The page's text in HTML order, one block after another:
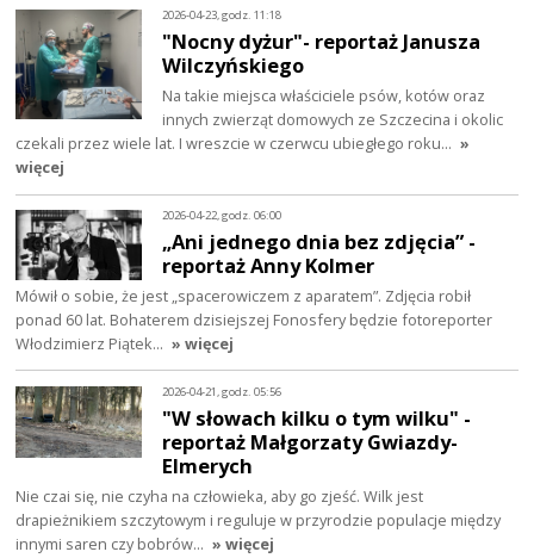
2026-04-23, godz. 11:18
"Nocny dyżur"- reportaż Janusza
Wilczyńskiego
Na takie miejsca właściciele psów, kotów oraz
innych zwierząt domowych ze Szczecina i okolic
czekali przez wiele lat. I wreszcie w czerwcu ubiegłego roku… »
więcej
2026-04-22, godz. 06:00
„Ani jednego dnia bez zdjęcia” -
reportaż Anny Kolmer
Mówił o sobie, że jest „spacerowiczem z aparatem”. Zdjęcia robił
ponad 60 lat. Bohaterem dzisiejszej Fonosfery będzie fotoreporter
Włodzimierz Piątek… » więcej
2026-04-21, godz. 05:56
"W słowach kilku o tym wilku" -
reportaż Małgorzaty Gwiazdy-
Elmerych
Nie czai się, nie czyha na człowieka, aby go zjeść. Wilk jest
drapieżnikiem szczytowym i reguluje w przyrodzie populacje między
innymi saren czy bobrów… » więcej